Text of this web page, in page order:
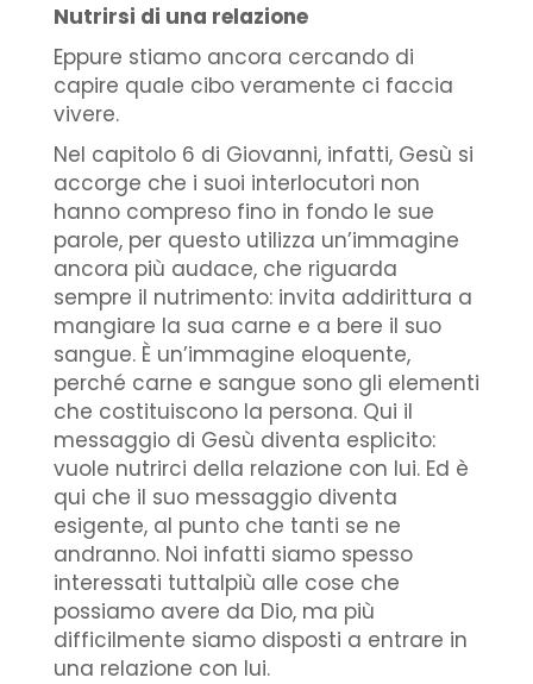
Nutrirsi di una relazione
Eppure stiamo ancora cercando di
capire quale cibo veramente ci faccia
vivere.
Nel capitolo 6 di Giovanni, infatti, Gesù si
accorge che i suoi interlocutori non
hanno compreso fino in fondo le sue
parole, per questo utilizza un’immagine
ancora più audace, che riguarda
sempre il nutrimento: invita addirittura a
mangiare la sua carne e a bere il suo
sangue. È un’immagine eloquente,
perché carne e sangue sono gli elementi
che costituiscono la persona. Qui il
messaggio di Gesù diventa esplicito:
vuole nutrirci della relazione con lui. Ed è
qui che il suo messaggio diventa
esigente, al punto che tanti se ne
andranno. Noi infatti siamo spesso
interessati tuttalpiù alle cose che
possiamo avere da Dio, ma più
difficilmente siamo disposti a entrare in
una relazione con lui.